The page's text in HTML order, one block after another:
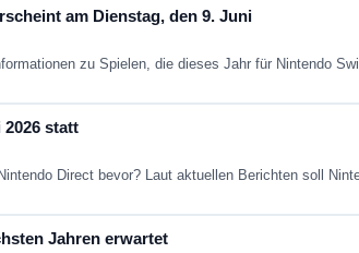
am Dienstag, den 9. Juni
zu Spielen, die dieses Jahr für Nintendo
statt
Direct bevor? Laut aktuellen Berichten soll
Jahren erwartet